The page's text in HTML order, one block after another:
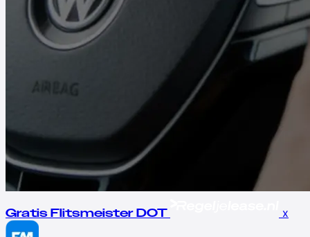
Gratis Flitsmeister DOT x